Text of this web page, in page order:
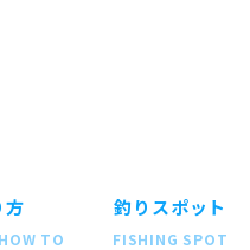
方
TO
釣りスポット
FISHING SPOT